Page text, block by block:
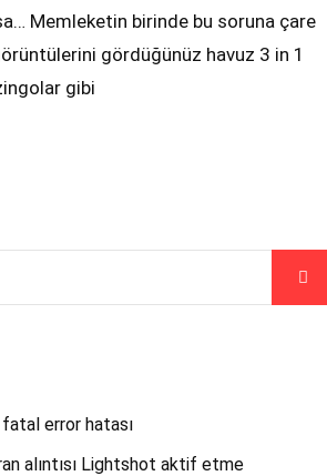
Memleketin birinde bu soruna çare
gördüğünüz havuz 3 in 1
gibi
error hatası
alıntısı Lightshot aktif etme